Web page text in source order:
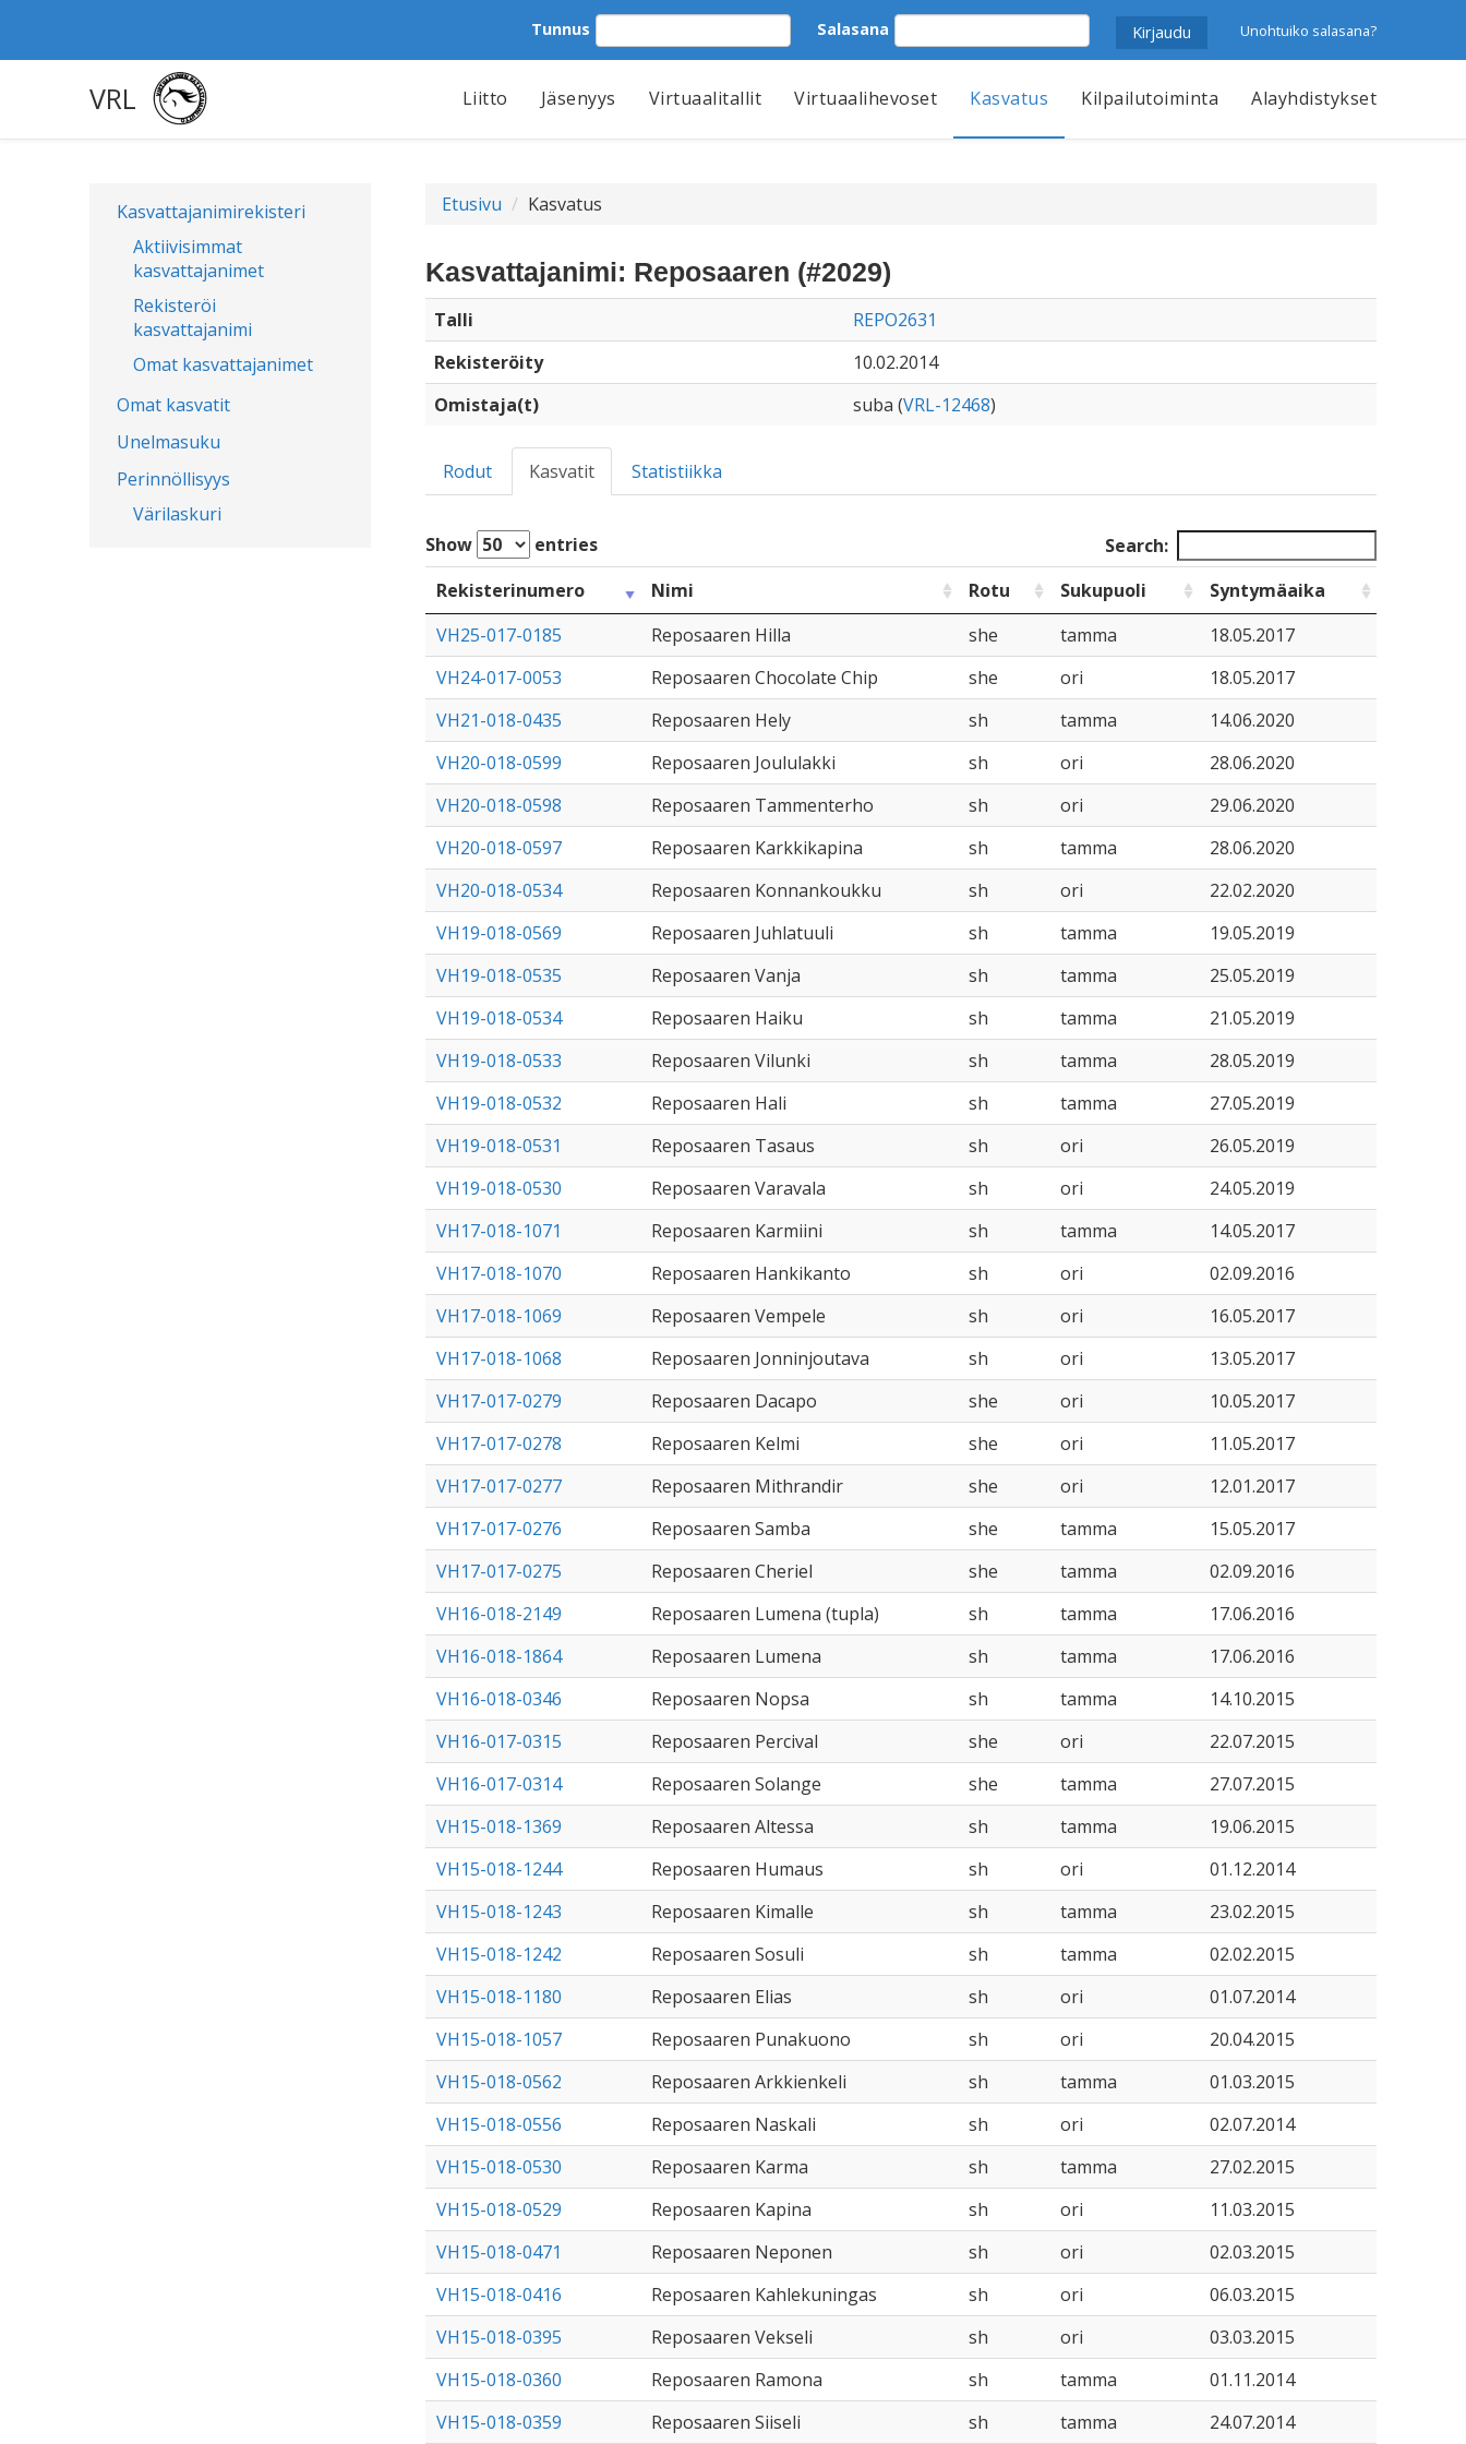
Tunnus Salasana Unohtuiko salasana?
VRL Liitto Jäsenyys Virtuaalitallit Virtuaalihevoset Kasvatus Kilpailutoiminta Alayhdistykset
Kasvattajanimirekisteri
Aktiivisimmat
kasvattajanimet
Rekisteröi
kasvattajanimi
Omat kasvattajanimet
Omat kasvatit
Unelmasuku
Perinnöllisyys
Värilaskuri
Etusivu Kasvatus
Kasvattajanimi: Reposaaren (#2029)
Talli
REPO2631
Rekisteröity
10.02.2014
Omistaja(t)
suba (VRL-12468)
Rodut Kasvatit Statistiikka
Show entries
Search:
Rekisterinumero
Nimi Rotu Sukupuoli
Syntymäaika
VH25-017-0185
Reposaaren Hilla she tamma
18.05.2017
VH24-017-0053
Reposaaren Chocolate Chip she ori
18.05.2017
VH21-018-0435
Reposaaren Hely sh tamma
14.06.2020
VH20-018-0599
Reposaaren Joululakki sh ori
28.06.2020
VH20-018-0598
Reposaaren Tammenterho sh ori
29.06.2020
VH20-018-0597
Reposaaren Karkkikapina sh tamma
28.06.2020
VH20-018-0534
Reposaaren Konnankoukku sh ori
22.02.2020
VH19-018-0569
Reposaaren Juhlatuuli sh tamma
19.05.2019
VH19-018-0535
Reposaaren Vanja sh tamma
25.05.2019
VH19-018-0534
Reposaaren Haiku sh tamma
21.05.2019
VH19-018-0533
Reposaaren Vilunki sh tamma
28.05.2019
VH19-018-0532
Reposaaren Hali sh tamma
27.05.2019
VH19-018-0531
Reposaaren Tasaus sh ori
26.05.2019
VH19-018-0530
Reposaaren Varavala sh ori
24.05.2019
VH17-018-1071
Reposaaren Karmiini sh tamma
14.05.2017
VH17-018-1070
Reposaaren Hankikanto sh ori
02.09.2016
VH17-018-1069
Reposaaren Vempele sh ori
16.05.2017
VH17-018-1068
Reposaaren Jonninjoutava sh ori
13.05.2017
VH17-017-0279
Reposaaren Dacapo she ori
10.05.2017
VH17-017-0278
Reposaaren Kelmi she ori
11.05.2017
VH17-017-0277
Reposaaren Mithrandir she ori
12.01.2017
VH17-017-0276
Reposaaren Samba she tamma
15.05.2017
VH17-017-0275
Reposaaren Cheriel she tamma
02.09.2016
VH16-018-2149
Reposaaren Lumena (tupla) sh tamma
17.06.2016
VH16-018-1864
Reposaaren Lumena sh tamma
17.06.2016
VH16-018-0346
Reposaaren Nopsa sh tamma
14.10.2015
VH16-017-0315
Reposaaren Percival she ori
22.07.2015
VH16-017-0314
Reposaaren Solange she tamma
27.07.2015
VH15-018-1369
Reposaaren Altessa sh tamma
19.06.2015
VH15-018-1244
Reposaaren Humaus sh ori
01.12.2014
VH15-018-1243
Reposaaren Kimalle sh tamma
23.02.2015
VH15-018-1242
Reposaaren Sosuli sh tamma
02.02.2015
VH15-018-1180
Reposaaren Elias sh ori
01.07.2014
VH15-018-1057
Reposaaren Punakuono sh ori
20.04.2015
VH15-018-0562
Reposaaren Arkkienkeli sh tamma
01.03.2015
VH15-018-0556
Reposaaren Naskali sh ori
02.07.2014
VH15-018-0530
Reposaaren Karma sh tamma
27.02.2015
VH15-018-0529
Reposaaren Kapina sh ori
11.03.2015
VH15-018-0471
Reposaaren Neponen sh ori
02.03.2015
VH15-018-0416
Reposaaren Kahlekuningas sh ori
06.03.2015
VH15-018-0395
Reposaaren Vekseli sh ori
03.03.2015
VH15-018-0360
Reposaaren Ramona sh tamma
01.11.2014
VH15-018-0359
Reposaaren Siiseli sh tamma 24.07.2014